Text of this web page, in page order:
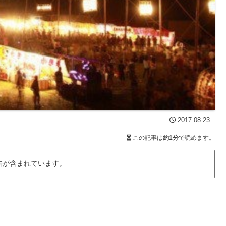
2017.08.23
この記事は約1分で読めます。
含まれています。